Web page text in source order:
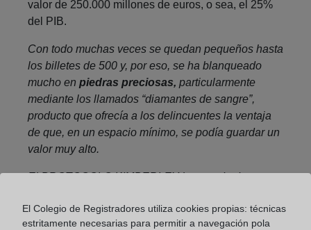
valor de 250.000 millones de euros, o sea, el 25%
del PIB.
Con todo muchas veces se quedan pequeños hasta
los billetes de 500 y, por eso, se ha blanqueado
mucho en piedras preciosas, particularmente
mediante los llamados “diamantes de sangre”,
producto que ofrecía a los delincuentes la ventaja
de que, en un espacio mínimo, se podía guardar un
valor muy alto.
El PROTOCOLO KIMBERLEY ha tratado de
-CUALITATIVAMENTE, porque las mafias
El Colegio de Registradores utiliza cookies propias: técnicas
estritamente necesarias para permitir a navegación pola